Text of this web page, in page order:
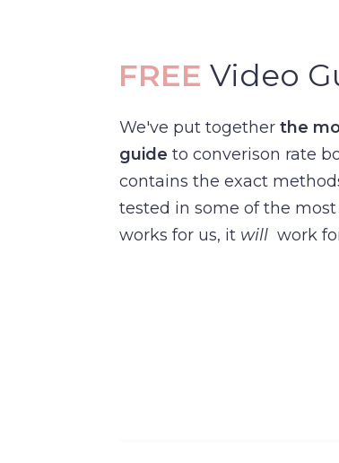
FREE Video
We've put together the
guide to converison rate
contains the exact
tested in some of the
works for us, it will work